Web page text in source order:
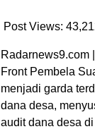
Post Views:
Radarnews9.com
Front Pembela
menjadi garda
dana desa,
audit dana desa